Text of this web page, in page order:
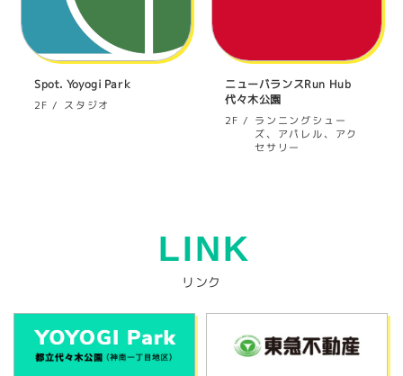
Spot. Yoyogi Park
2F スタジオ
ニューバランスRun Hub
代々木公園
2F ランニングシュー
ズ、アパレル、アク
セサリー
LINK
リンク